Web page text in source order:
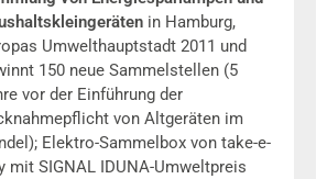
in Hamburg,
Umwelthauptstadt 2011 und
150 neue Sammelstellen (5
vor der Einführung der
von Altgeräten im
Elektro-Sammelbox von take-e-
mit SIGNAL IDUNA-Umweltpreis